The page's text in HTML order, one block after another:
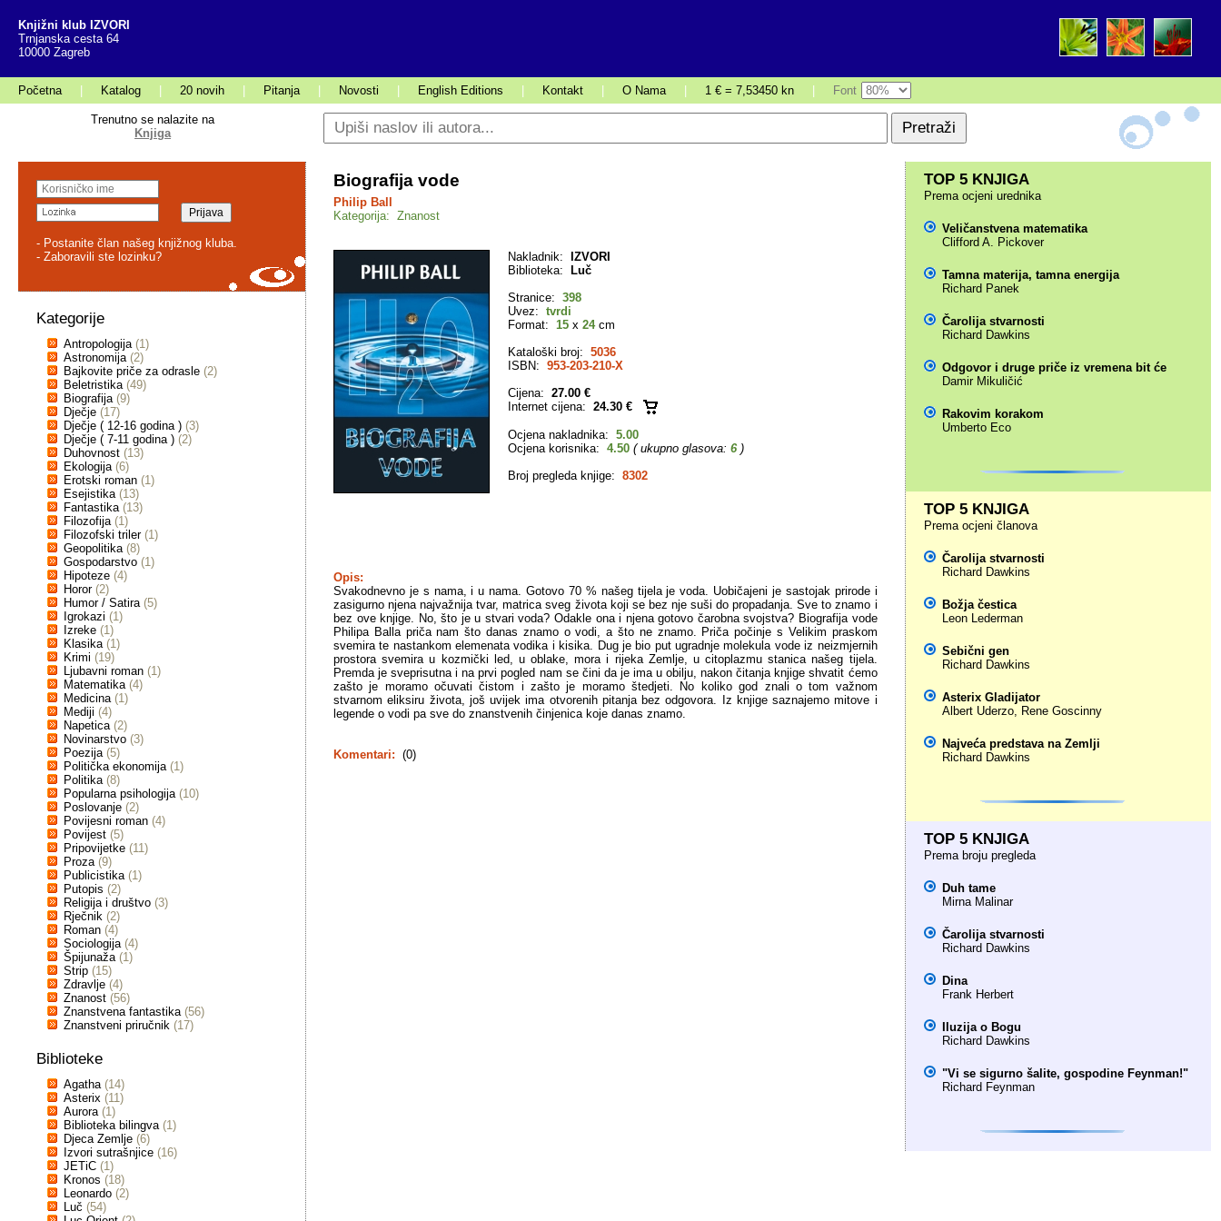
Knjižni klub IZVORI
Trnjanska cesta 64
10000 Zagreb
Početna Katalog 20 novih Pitanja Novosti English Editions Kontakt O Nama 1 € = 7,53450 kn Font
Trenutno se nalazite na
Knjiga
- Postanite član našeg knjižnog kluba.
- Zaboravili ste lozinku?
Kategorije
Antropologija (1)
Astronomija (2)
Bajkovite priče za odrasle (2)
Beletristika (49)
Biografija (9)
Dječje (17)
Dječje ( 12-16 godina ) (3)
Dječje ( 7-11 godina ) (2)
Duhovnost (13)
Ekologija (6)
Erotski roman (1)
Esejistika (13)
Fantastika (13)
Filozofija (1)
Filozofski triler (1)
Geopolitika (8)
Gospodarstvo (1)
Hipoteze (4)
Horor (2)
Humor / Satira (5)
Igrokazi (1)
Izreke (1)
Klasika (1)
Krimi (19)
Ljubavni roman (1)
Matematika (4)
Medicina (1)
Mediji (4)
Napetica (2)
Novinarstvo (3)
Poezija (5)
Politička ekonomija (1)
Politika (8)
Popularna psihologija (10)
Poslovanje (2)
Povijesni roman (4)
Povijest (5)
Pripovijetke (11)
Proza (9)
Publicistika (1)
Putopis (2)
Religija i društvo (3)
Rječnik (2)
Roman (4)
Sociologija (4)
Špijunaža (1)
Strip (15)
Zdravlje (4)
Znanost (56)
Znanstvena fantastika (56)
Znanstveni priručnik (17)
Biblioteke
Agatha (14)
Asterix (11)
Aurora (1)
Biblioteka bilingva (1)
Djeca Zemlje (6)
Izvori sutrašnjice (16)
JETiC (1)
Kronos (18)
Leonardo (2)
Luč (54)
Biografija vode
Philip Ball
Kategorija: Znanost
Nakladnik:
IZVORI
Biblioteka:
Luč
Stranice: 398
Uvez: tvrdi
Format: 15 x 24cm
Kataloški broj: 5036
ISBN: 953-203-210-X
Cijena: 27.00 €
Internet cijena: 24.30 €
Ocjena nakladnika: 5.00
Ocjena korisnika: 4.50 ( ukupno glasova: 6)
Broj pregleda knjige: 8302
Opis:
Svakodnevno je s nama, i u nama. Gotovo 70 % našeg tijela je voda. Uobičajeni je sastojak prirode i
zasigurno njena najvažnija tvar, matrica sveg života koji se bez nje suši do propadanja. Sve to znamo i
bez ove knjige. No, što je u stvari voda? Odakle ona i njena gotovo čarobna svojstva? Biografija vode
Philipa Balla priča nam što danas znamo o vodi, a što ne znamo. Priča počinje s Velikim praskom
svemira te nastankom elemenata vodika i kisika. Dug je bio put ugradnje molekula vode iz neizmjernih
prostora svemira u kozmički led, u oblake, mora i rijeka Zemlje, u citoplazmu stanica našeg tijela.
Premda je sveprisutna i na prvi pogled nam se čini da je ima u obilju, nakon čitanja knjige shvatit ćemo
zašto je moramo očuvati čistom i zašto je moramo štedjeti. No koliko god znali o tom važnom
stvarnom eliksiru života, još uvijek ima otvorenih pitanja bez odgovora. Iz knjige saznajemo mitove i
legende o vodi pa sve do znanstvenih činjenica koje danas znamo.
Komentari: (0)
TOP 5 KNJIGA
Prema ocjeni urednika
Veličanstvena matematika
Clifford A. Pickover
Tamna materija, tamna energija
Richard Panek
Čarolija stvarnosti
Richard Dawkins
Odgovor i druge priče iz vremena bit će
Damir Mikuličić
Rakovim korakom
Umberto Eco
TOP 5 KNJIGA
Prema ocjeni članova
Čarolija stvarnosti
Richard Dawkins
Božja čestica
Leon Lederman
Sebični gen
Richard Dawkins
Asterix Gladijator
Albert Uderzo, Rene Goscinny
Najveća predstava na Zemlji
Richard Dawkins
TOP 5 KNJIGA
Prema broju pregleda
Duh tame
Mirna Malinar
Čarolija stvarnosti
Richard Dawkins
Dina
Frank Herbert
Iluzija o Bogu
Richard Dawkins
"Vi se sigurno šalite, gospodine Feynman!"
Richard Feynman